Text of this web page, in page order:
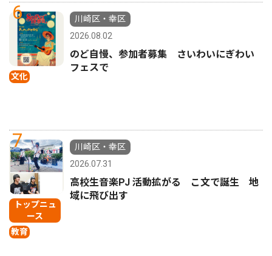
6
文化
川崎区・幸区
2026.08.02
のど自慢、参加者募集 さいわいにぎわい
フェスで
7
トップニュ
ース
教育
川崎区・幸区
2026.07.31
高校生音楽PJ 活動拡がる こ文で誕生 地
域に飛び出す